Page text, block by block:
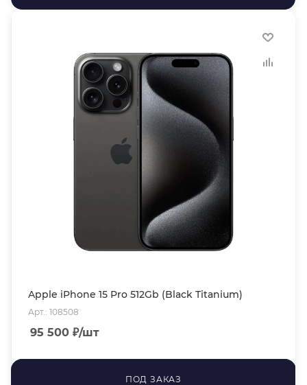
Apple iPhone 15 Pro 512Gb (Black Titanium)
Арт.: 108508
95 500 ₽/шт
ПОД ЗАКАЗ